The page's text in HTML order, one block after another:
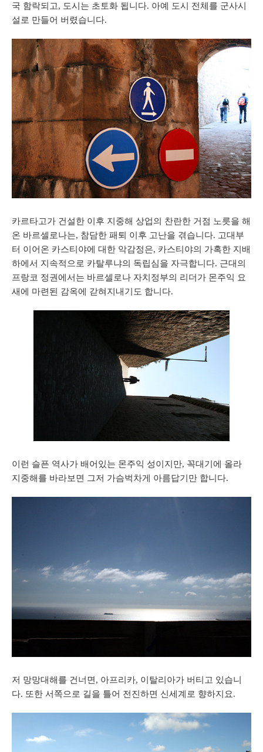
국 함락되고, 도시는 초토화 됩니다. 아예 도시 전체를 군사시
설로 만들어 버렸습니다.
카르타고가 건설한 이후 지중해 상업의 찬란한 거점 노릇을 해
온 바르셀로나는, 참담한 패퇴 이후 고난을 겪습니다. 고대부
터 이어온 카스티야에 대한 악감정은, 카스티야의 가혹한 지배
하에서 지속적으로 카탈루냐의 독립심을 자극합니다. 근대의
프랑코 정권에서는 바르셀로나 자치정부의 리더가 몬주익 요
새에 마련된 감옥에 갇혀지내기도 합니다.
이런 슬픈 역사가 배어있는 몬주익 성이지만, 꼭대기에 올라
지중해를 바라보면 그저 가슴벅차게 아름답기만 합니다.
저 망망대해를 건너면, 아프리카, 이탈리아가 버티고 있습니
다. 또한 서쪽으로 길을 틀어 전진하면 신세계로 향하지요.